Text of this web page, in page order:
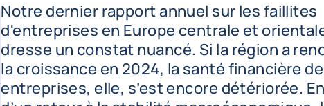
Notre dernier rapport annuel sur les faillites
d'entreprises en Europe centrale et
dresse un constat nuancé. Si la région a
la croissance en 2024, la santé financière
entreprises, elle, s’est encore détériorée.